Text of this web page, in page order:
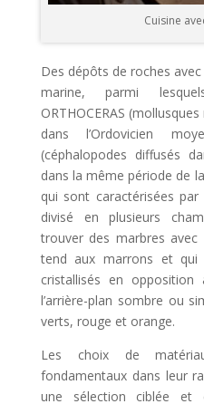
Cuisine
Des dépôts de roches
marine, parmi
ORTHOCERAS
dans l’Ordovicien
(céphalopodes diffusés
dans la même période de
qui sont caractérisées
divisé en plusieurs
trouver des marbres
tend aux marrons et qui
cristallisés en
l’arrière-plan sombre ou
verts, rouge et orange.
Les choix de
fondamentaux dans leur
une sélection ciblée et